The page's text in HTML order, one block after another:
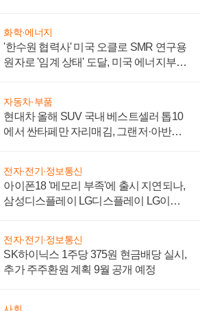
화학·에너지
'한수원 협력사' 미국 오클로 SMR 연구용
원자로 '임계 상태' 도달, 미국 에너지부
자동차·부품
현대차 올해 SUV 국내 베스트셀러 톱10
에서 싼타페만 자리매김, 그랜저·아반떼
전자·전기·정보통신
아이폰18 '메모리 부족'에 출시 지연되나,
삼성디스플레이 LG디스플레이 LG이노
전자·전기·정보통신
SK하이닉스 1주당 375원 현금배당 실시,
추가 주주환원 계획 9월 공개 예정